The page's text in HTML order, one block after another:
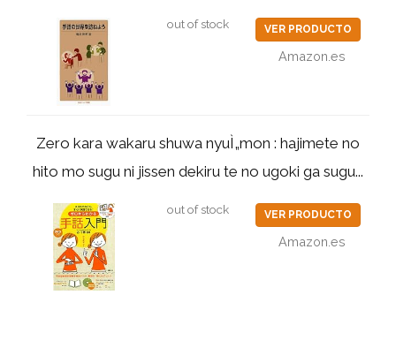
out of stock VER PRODUCTO
Amazon.es
Zero kara wakaru shuwa nyuÌ„mon : hajimete no
hito mo sugu ni jissen dekiru te no ugoki ga sugu...
out of stock VER PRODUCTO
Amazon.es